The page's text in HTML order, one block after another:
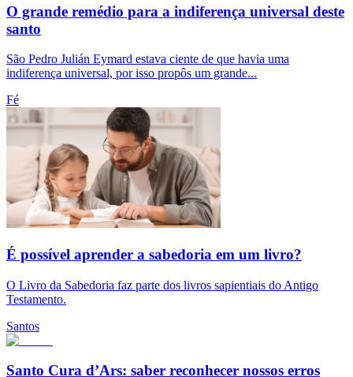
O grande remédio para a indiferença universal deste
santo
São Pedro Julián Eymard estava ciente de que havia uma
indiferença universal, por isso propôs um grande...
Fé
É possível aprender a sabedoria em um livro?
O Livro da Sabedoria faz parte dos livros sapientiais do Antigo
Testamento.
Santos
Santo Cura d’Ars: saber reconhecer nossos erros